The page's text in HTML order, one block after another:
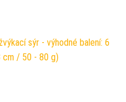
sýr - výhodné balení: 6
cm / 50 - 80 g)